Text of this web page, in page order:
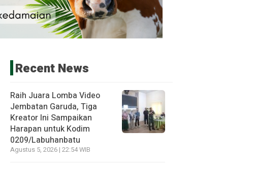
Recent News
Raih Juara Lomba Video
Jembatan Garuda, Tiga
Kreator Ini Sampaikan
Harapan untuk Kodim
0209/Labuhanbatu
Agustus 5, 2026 | 22:54 WIB